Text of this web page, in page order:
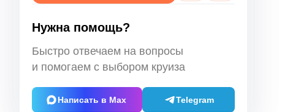
Нужна помощь?
Быстро отвечаем на вопросы
и помогаем с выбором круиза
Написать в Max Telegram